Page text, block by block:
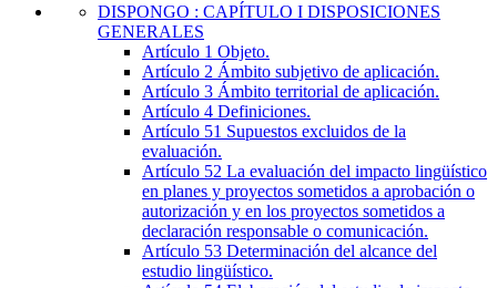
DISPONGO : CAPÍTULO I DISPOSICIONES
GENERALES
Artículo 1 Objeto.
Artículo 2 Ámbito subjetivo de aplicación.
Artículo 3 Ámbito territorial de aplicación.
Artículo 4 Definiciones.
Artículo 51 Supuestos excluidos de la
evaluación.
Artículo 52 La evaluación del impacto lingüístico
en planes y proyectos sometidos a aprobación o
autorización y en los proyectos sometidos a
declaración responsable o comunicación.
Artículo 53 Determinación del alcance del
estudio lingüístico.